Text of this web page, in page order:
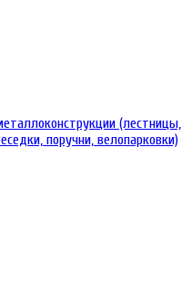
(лестницы,
поручни, велопарковки)